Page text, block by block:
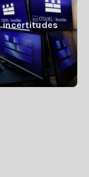
incertitudes